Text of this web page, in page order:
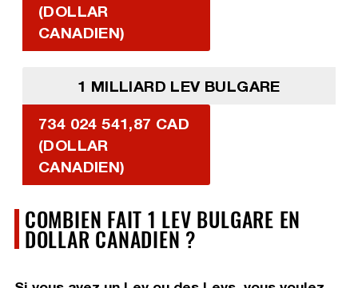
(DOLLAR
CANADIEN)
1 MILLIARD LEV BULGARE
734 024 541,87 CAD
(DOLLAR
CANADIEN)
COMBIEN FAIT 1 LEV BULGARE EN
DOLLAR CANADIEN ?